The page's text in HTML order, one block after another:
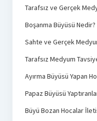
Tarafsız ve Gerçek
Boşanma Büyüsü Nedir?
Sahte ve Gerçek
Tarafsız Medyum
Ayırma Büyüsü Yapan
Papaz Büyüsü
Büyü Bozan Hocalar